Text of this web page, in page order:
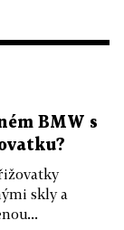
BMW s
skly a